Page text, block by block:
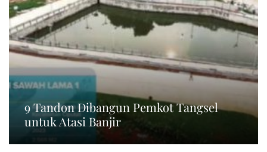
9 Tandon Dibangun Pemkot Tangsel
untuk Atasi Banjir